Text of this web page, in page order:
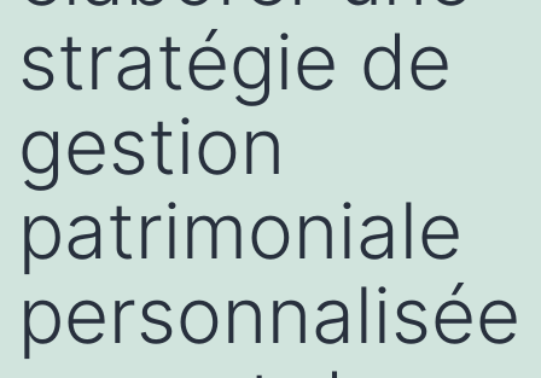
stratégie de
gestion
patrimoniale
personnalisée